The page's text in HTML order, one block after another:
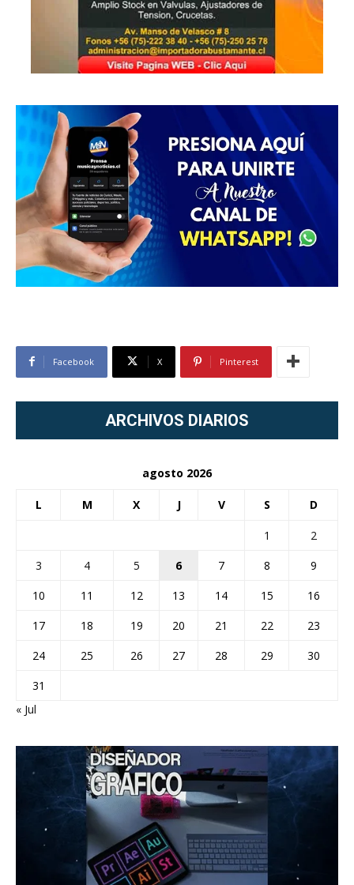
Facebook X Pinterest
ARCHIVOS DIARIOS
agosto 2026
L M X J V S D
1
2
3
4 5 6 7 8
9
10
11 12 13 14 15
16
17
18 19 20 21 22
23
24
25 26 27 28 29
30
31
« Jul